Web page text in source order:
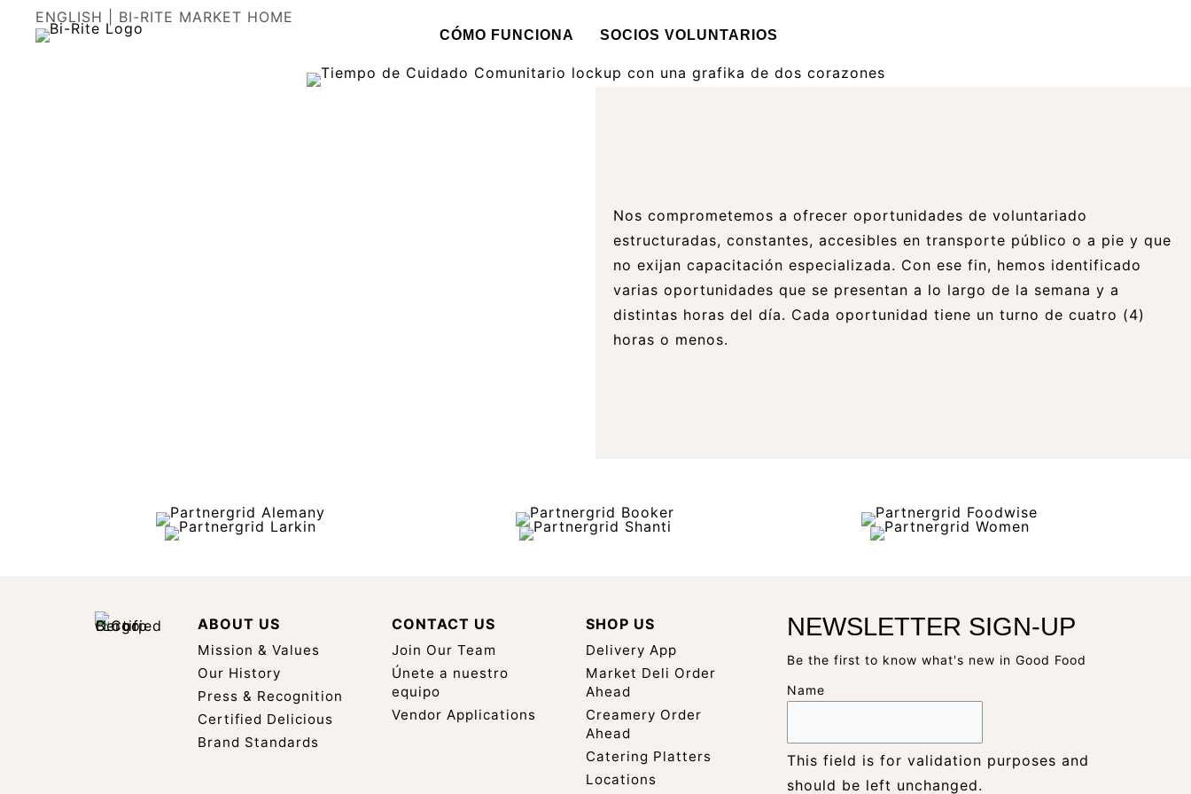
ENGLISH BI-RITE MARKET HOME
CÓMO FUNCIONA SOCIOS VOLUNTARIOS
Nos comprometemos a ofrecer oportunidades de voluntariado
estructuradas, constantes, accesibles en transporte público o a pie y que
no exijan capacitación especializada. Con ese fin, hemos identificado
varias oportunidades que se presentan a lo largo de la semana y a
distintas horas del día. Cada oportunidad tiene un turno de cuatro (4)
horas o menos.
ABOUT US
Mission & Values
Our History
Press & Recognition
Certified Delicious
Brand Standards
CONTACT US
Join Our Team
Únete a nuestro
equipo
Vendor Applications
SHOP US
Delivery App
Market Deli Order
Ahead
Creamery Order
Ahead
Catering Platters
Locations
NEWSLETTER SIGN-UP
Be the first to know what's new in Good Food
Name
This field is for validation purposes and
should be left unchanged.